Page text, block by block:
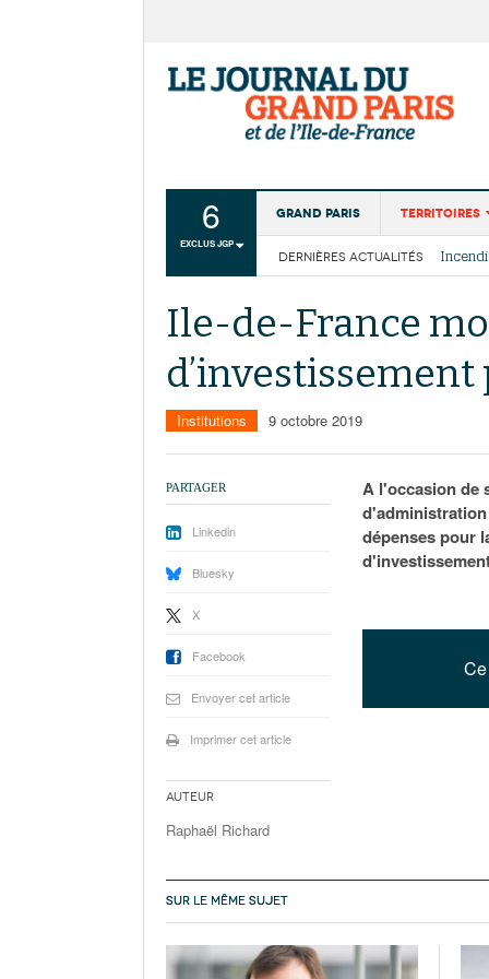
6
EXCLUS JGP
Grand Paris Territoires
Institutions
Services
DERNIÈRES ACTUALITÉS
La
Les
Ile-de-France
Institutions 9 octobre 2019
A l'occasion de
dépenses pour
PARTAGER
Linkedin
Bluesky
X
Facebook
Envoyer cet article
Imprimer cet article
Auteur
Raphaël Richard
SUR LE MÊME SUJET